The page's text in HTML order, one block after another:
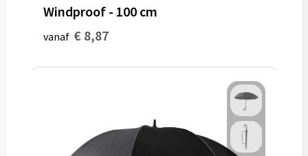
Windproof - 100 cm
vanaf € 8,87